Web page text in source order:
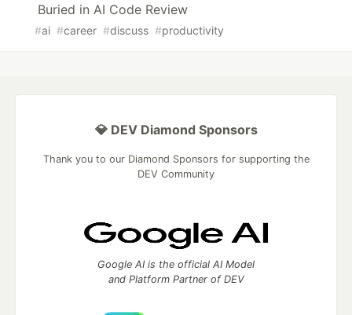
Buried in AI Code Review
#ai #career #discuss #productivity
💎 DEV Diamond Sponsors
Thank you to our Diamond Sponsors for supporting the
DEV Community
Google AI is the official AI Model
and Platform Partner of DEV